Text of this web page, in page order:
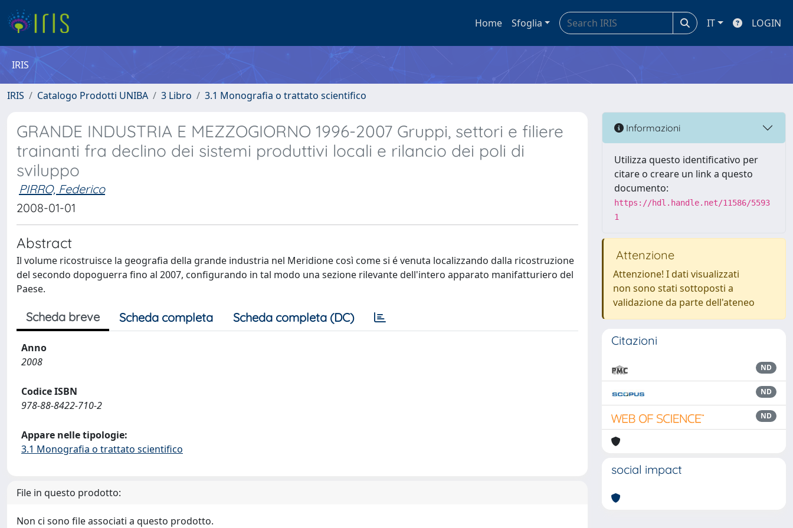
Home Sfoglia IT LOGIN
IRIS
IRIS Catalogo Prodotti UNIBA 3 Libro 3.1 Monografia o trattato scientifico
GRANDE INDUSTRIA E MEZZOGIORNO 1996-2007 Gruppi, settori e filiere
trainanti fra declino dei sistemi produttivi locali e rilancio dei poli di
sviluppo
PIRRO, Federico
2008-01-01
Abstract
Il volume ricostruisce la geografia della grande industria nel Meridione così come si é venuta localizzando dalla ricostruzione
del secondo dopoguerra fino al 2007, configurando in tal modo una sezione rilevante dell'intero apparato manifatturiero del
Paese.
Scheda breve Scheda completa Scheda completa (DC)
Anno
2008
Codice ISBN
978-88-8422-710-2
Appare nelle tipologie:
3.1 Monografia o trattato scientifico
File in questo prodotto:
Non ci sono file associati a questo prodotto.
Informazioni
Utilizza questo identificativo per
citare o creare un link a questo
documento:
https://hdl.handle.net/11586/5593
1
Attenzione
Attenzione! I dati visualizzati
non sono stati sottoposti a
validazione da parte dell'ateneo
Citazioni
ND
ND
ND
social impact